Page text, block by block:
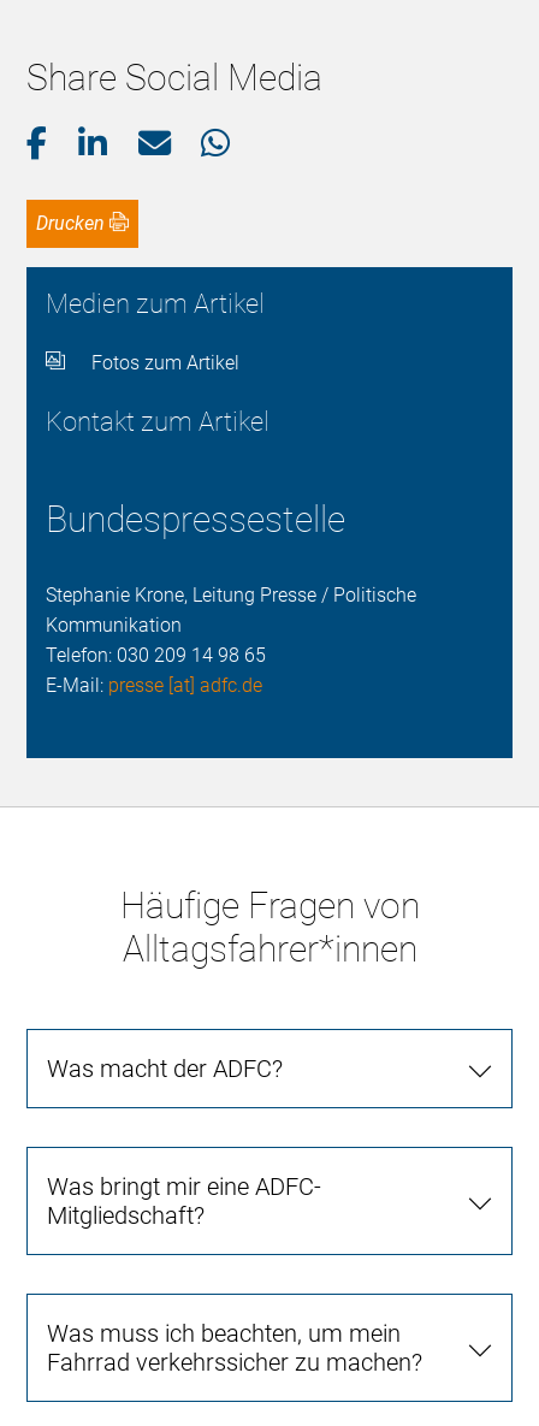
Share Social Media
Drucken
Medien zum Artikel
Fotos zum Artikel
Kontakt zum Artikel
Bundespressestelle
Stephanie Krone, Leitung Presse / Politische
Kommunikation
Telefon: 030 209 14 98 65
E-Mail: presse [at] adfc.de
Häufige Fragen von
Alltagsfahrer*innen
Was macht der ADFC?
Was bringt mir eine ADFC-
Mitgliedschaft?
Was muss ich beachten, um mein
Fahrrad verkehrssicher zu machen?